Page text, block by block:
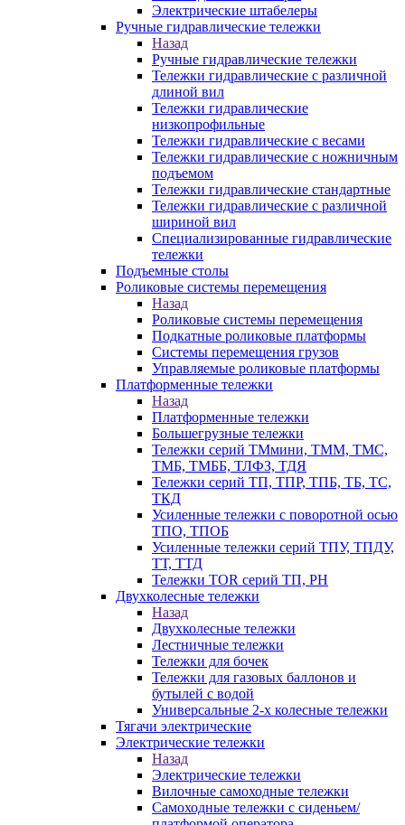
Электрические штабелеры
Ручные гидравлические тележки
Назад
Ручные гидравлические тележки
Тележки гидравлические с различной
длиной вил
Тележки гидравлические
низкопрофильные
Тележки гидравлические с весами
Тележки гидравлические с ножничным
подъемом
Тележки гидравлические стандартные
Тележки гидравлические с различной
шириной вил
Специализированные гидравлические
тележки
Подъемные столы
Роликовые системы перемещения
Назад
Роликовые системы перемещения
Подкатные роликовые платформы
Системы перемещения грузов
Управляемые роликовые платформы
Платформенные тележки
Назад
Платформенные тележки
Большегрузные тележки
Тележки серий ТМмини, ТММ, ТМС,
ТМБ, ТМББ, ТЛФЗ, ТДЯ
Тележки серий ТП, ТПР, ТПБ, ТБ, ТС,
ТКД
Усиленные тележки с поворотной осью
ТПО, ТПОБ
Усиленные тележки серий ТПУ, ТПДУ,
ТТ, ТТД
Тележки TOR серий ТП, PH
Двухколесные тележки
Назад
Двухколесные тележки
Лестничные тележки
Тележки для бочек
Тележки для газовых баллонов и
бутылей с водой
Универсальные 2-х колесные тележки
Тягачи электрические
Электрические тележки
Назад
Электрические тележки
Вилочные самоходные тележки
Самоходные тележки с сиденьем/